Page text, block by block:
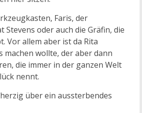
Faris, der
Stevens oder auch die Gräfin, die
Vor allem aber ist da Rita
machen wollte, der aber dann
die immer in der ganzen Welt
nennt.
über ein aussterbendes